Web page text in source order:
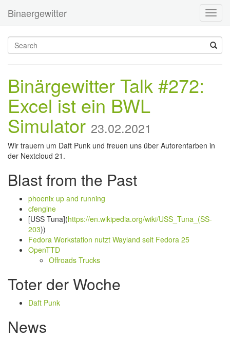
Binaergewitter
Binärgewitter Talk #272:
Excel ist ein BWL
Simulator 23.02.2021
Wir trauern um Daft Punk und freuen uns über Autorenfarben in
der Nextcloud 21.
Blast from the Past
phoenix up and running
cfengine
[USS Tuna](https://en.wikipedia.org/wiki/USS_Tuna_(SS-
203))
Fedora Workstation nutzt Wayland seit Fedora 25
OpenTTD
Offroads Trucks
Toter der Woche
Daft Punk
News